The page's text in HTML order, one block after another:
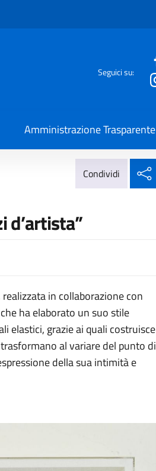
Seguici su:
Amministrazione Trasparente
Condividi
d’artista”
in collaborazione con
ha elaborato un suo stile
elastici, grazie ai quali costruisce
al variare del punto di
della sua intimità e